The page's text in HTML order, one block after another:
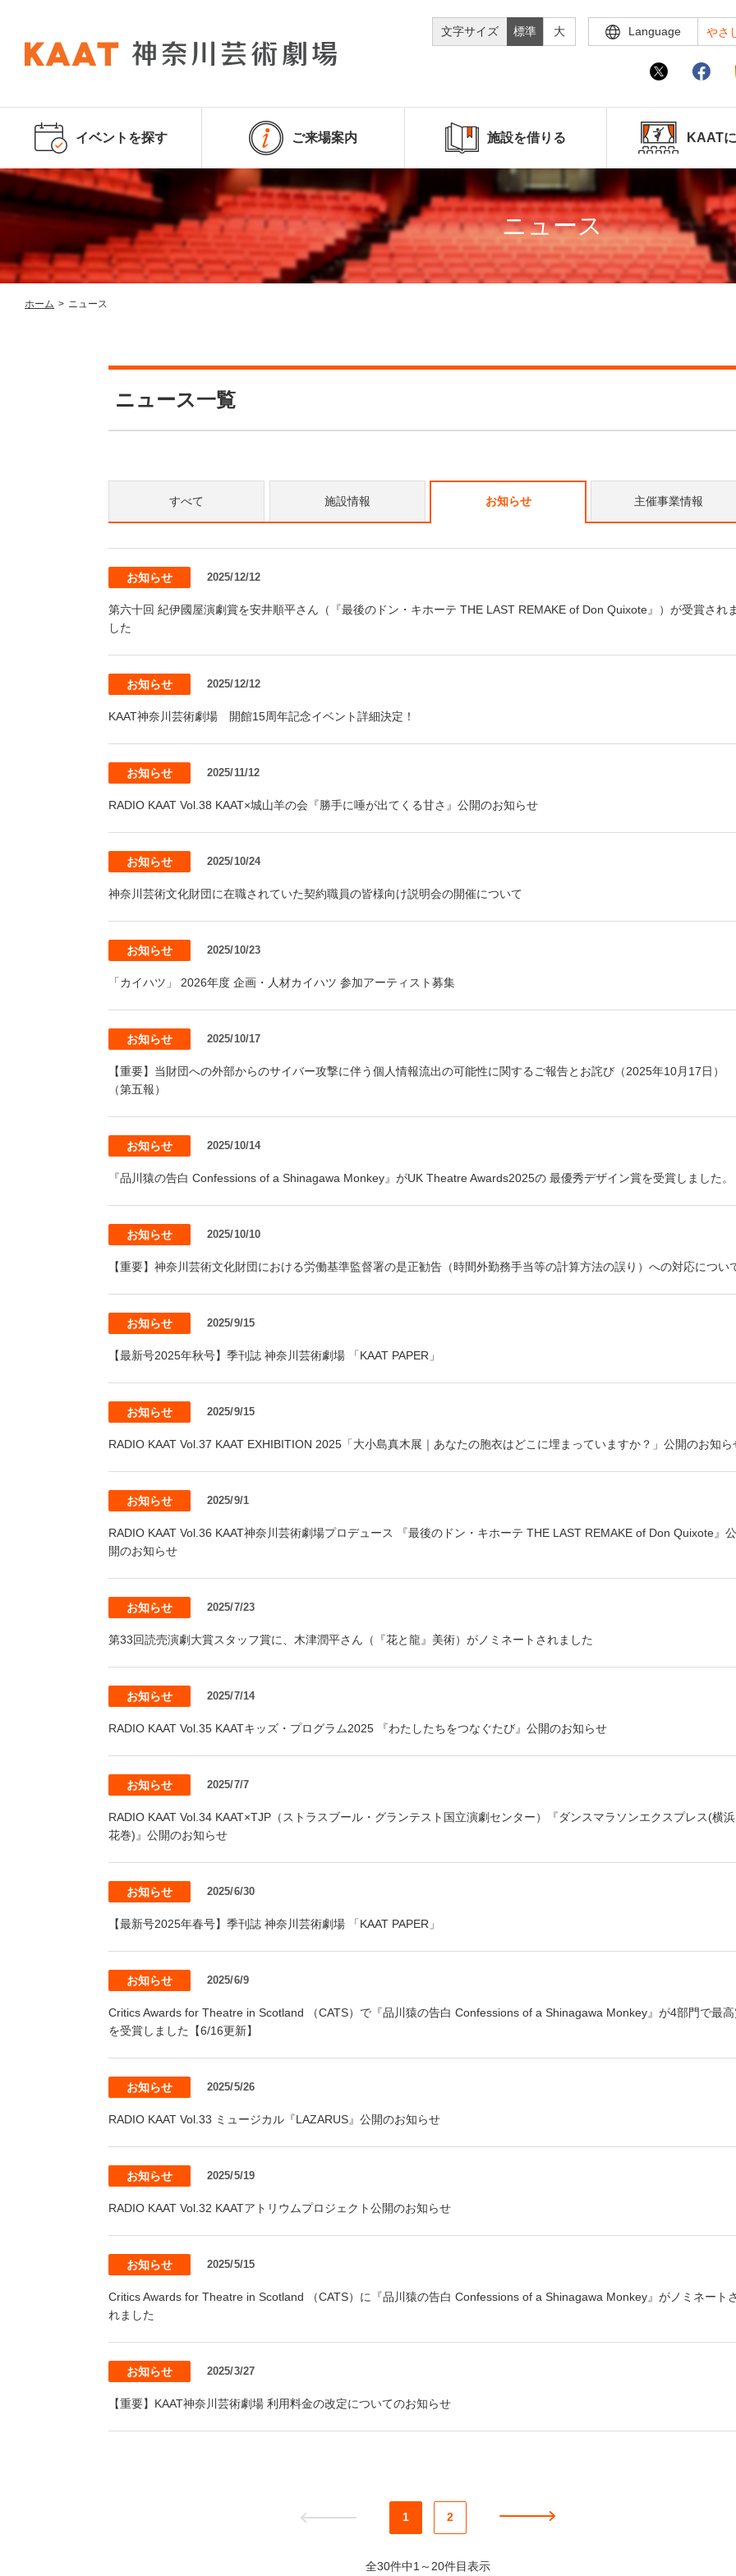
文字サイズ 標準 大 Language やさ
イベントを探す ご来場案内 施設を借りる KAAT
ニュース
ホーム > ニュース
ニュース一覧
すべて 施設情報 お知らせ 主催事業情報
お知らせ 2025/12/12
第六十回 紀伊國屋演劇賞を安井順平さん（『最後のドン・キホーテ THE LAST REMAKE of Don Quixote』）が受賞され
した
お知らせ 2025/12/12
KAAT神奈川芸術劇場 開館15周年記念イベント詳細決定！
お知らせ 2025/11/12
RADIO KAAT Vol.38 KAAT×城山羊の会『勝手に唾が出てくる甘さ』公開のお知らせ
お知らせ 2025/10/24
神奈川芸術文化財団に在職されていた契約職員の皆様向け説明会の開催について
お知らせ 2025/10/23
「カイハツ」 2026年度 企画・人材カイハツ 参加アーティスト募集
お知らせ 2025/10/17
【重要】当財団への外部からのサイバー攻撃に伴う個人情報流出の可能性に関するご報告とお詫び（2025年10月17日）
（第五報）
お知らせ 2025/10/14
『品川猿の告白 Confessions of a Shinagawa Monkey』がUK Theatre Awards2025の 最優秀デザイン賞を受賞しました。
お知らせ 2025/10/10
【重要】神奈川芸術文化財団における労働基準監督署の是正勧告（時間外勤務手当等の計算方法の誤り）への対応につい
お知らせ 2025/9/15
【最新号2025年秋号】季刊誌 神奈川芸術劇場 「KAAT PAPER」
お知らせ 2025/9/15
RADIO KAAT Vol.37 KAAT EXHIBITION 2025「大小島真木展｜あなたの胞衣はどこに埋まっていますか？」公開のお知ら
お知らせ 2025/9/1
RADIO KAAT Vol.36 KAAT神奈川芸術劇場プロデュース 『最後のドン・キホーテ THE LAST REMAKE of Don Quixote』公
開のお知らせ
お知らせ 2025/7/23
第33回読売演劇大賞スタッフ賞に、木津潤平さん（『花と龍』美術）がノミネートされました
お知らせ 2025/7/14
RADIO KAAT Vol.35 KAATキッズ・プログラム2025 『わたしたちをつなぐたび』公開のお知らせ
お知らせ 2025/7/7
RADIO KAAT Vol.34 KAAT×TJP（ストラスブール・グランテスト国立演劇センター）『ダンスマラソンエクスプレス(横
花巻)』公開のお知らせ
お知らせ 2025/6/30
【最新号2025年春号】季刊誌 神奈川芸術劇場 「KAAT PAPER」
お知らせ 2025/6/9
Critics Awards for Theatre in Scotland （CATS）で『品川猿の告白 Confessions of a Shinagawa Monkey』が4部門で最
を受賞しました【6/16更新】
お知らせ 2025/5/26
RADIO KAAT Vol.33 ミュージカル『LAZARUS』公開のお知らせ
お知らせ 2025/5/19
RADIO KAAT Vol.32 KAATアトリウムプロジェクト公開のお知らせ
お知らせ 2025/5/15
Critics Awards for Theatre in Scotland （CATS）に『品川猿の告白 Confessions of a Shinagawa Monkey』がノミネート
れました
お知らせ 2025/3/27
【重要】KAAT神奈川芸術劇場 利用料金の改定についてのお知らせ
1 2
全30件中1～20件目表示